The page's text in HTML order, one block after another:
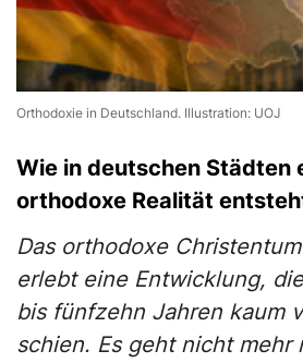
Orthodoxie in Deutschland. Illustration: UOJ
Wie in deutschen Städten
orthodoxe Realität
Das orthodoxe
erlebt eine Entwicklung,
bis fünfzehn Jahren kaum
schien. Es geht nicht mehr